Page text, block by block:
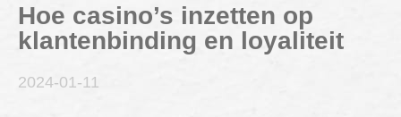
Hoe casino’s inzetten op
klantenbinding en loyaliteit
2024-01 -11